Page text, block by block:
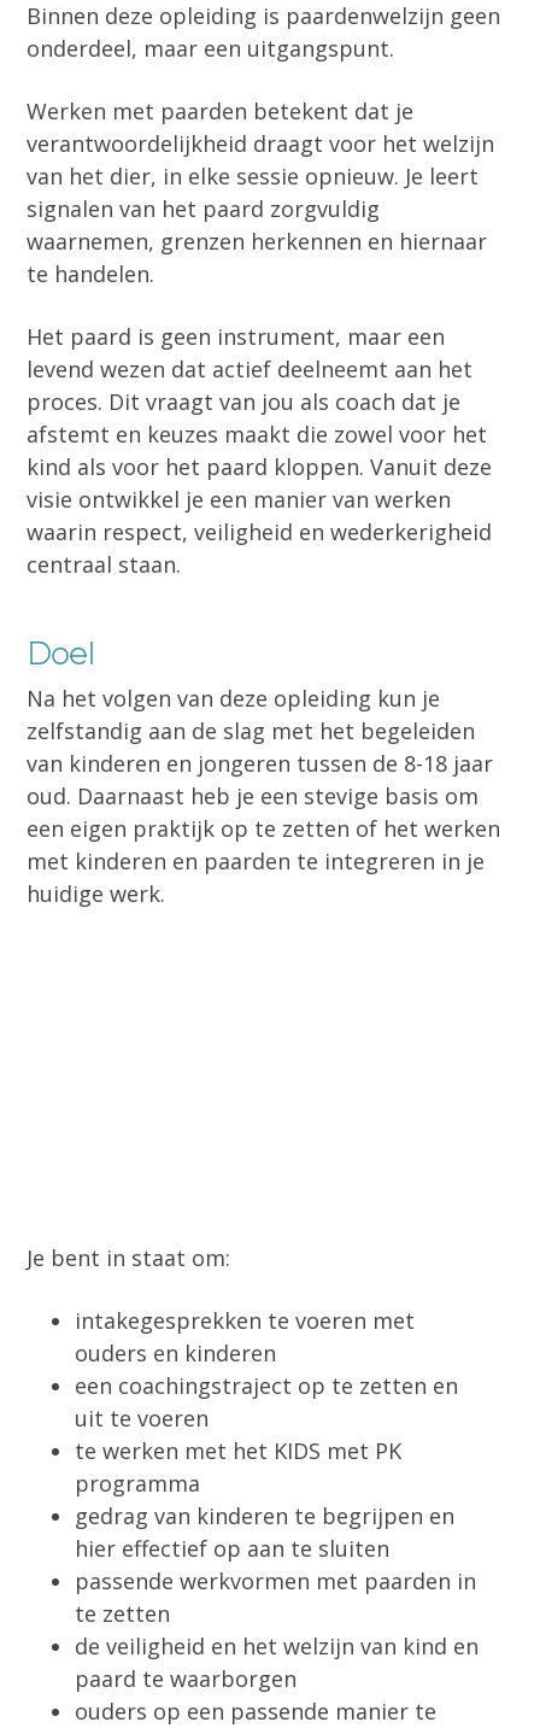
Binnen deze opleiding is paardenwelzijn geen
onderdeel, maar een uitgangspunt.
Werken met paarden betekent dat je
verantwoordelijkheid draagt voor het welzijn
van het dier, in elke sessie opnieuw. Je leert
signalen van het paard zorgvuldig
waarnemen, grenzen herkennen en hiernaar
te handelen.
Het paard is geen instrument, maar een
levend wezen dat actief deelneemt aan het
proces. Dit vraagt van jou als coach dat je
afstemt en keuzes maakt die zowel voor het
kind als voor het paard kloppen. Vanuit deze
visie ontwikkel je een manier van werken
waarin respect, veiligheid en wederkerigheid
centraal staan.
Doel
Na het volgen van deze opleiding kun je
zelfstandig aan de slag met het begeleiden
van kinderen en jongeren tussen de 8-18 jaar
oud. Daarnaast heb je een stevige basis om
een eigen praktijk op te zetten of het werken
met kinderen en paarden te integreren in je
huidige werk.
Je bent in staat om:
intakegesprekken te voeren met
ouders en kinderen
een coachingstraject op te zetten en
uit te voeren
te werken met het KIDS met PK
programma
gedrag van kinderen te begrijpen en
hier effectief op aan te sluiten
passende werkvormen met paarden in
te zetten
de veiligheid en het welzijn van kind en
paard te waarborgen
ouders op een passende manier te